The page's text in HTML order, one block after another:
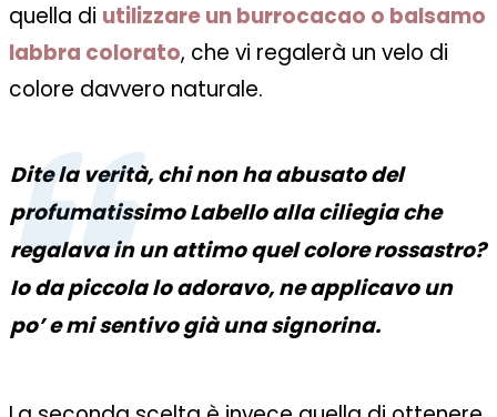
quella di utilizzare un burrocacao o balsamo
labbra colorato, che vi regalerà un velo di
colore davvero naturale.
Dite la verità, chi non ha abusato del
profumatissimo Labello alla ciliegia che
regalava in un attimo quel colore rossastro?
Io da piccola lo adoravo, ne applicavo un
po’ e mi sentivo già una signorina.